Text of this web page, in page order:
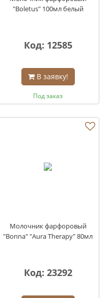
"Boletus" 100мл белый
Код: 12585
В заявку!
Под заказ
Молочник фарфоровый
"Bonna" "Aura Therapy" 80мл
Код: 23292